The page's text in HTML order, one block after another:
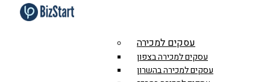
עסקים למכירה
עסקים למכירה בצפון
עסקים למכירה בהשרון